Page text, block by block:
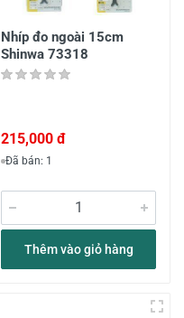
Nhíp đo ngoài 15cm
Shinwa 73318
215,000 đ
Đã bán: 1
Thêm vào giỏ hàng